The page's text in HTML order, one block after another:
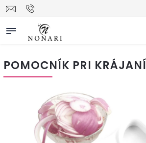
POMOCNÍK PRI KRÁJANÍ